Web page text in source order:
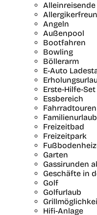
Alleinreisende
Angeln
Außenpool
Bootfahren
Bowling
Böllerarm
E-Auto
Erste-Hilfe-Set
Essbereich
Fahrradtouren
Familienurlaub
Freizeitbad
Freizeitpark
Garten
Gassirunden
Geschäfte in
Golf
Golfurlaub
Hifi-Anlage